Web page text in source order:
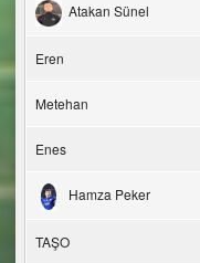
Atakan Sünel
Eren
Metehan
Enes
Hamza Peker
TAŞO